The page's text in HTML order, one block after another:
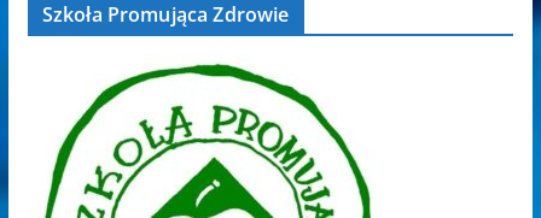
Szkoła Promująca Zdrowie